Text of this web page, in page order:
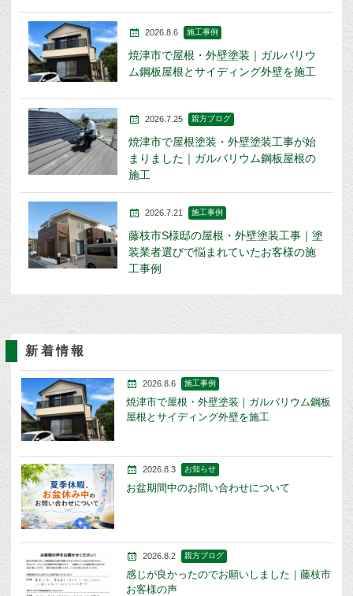
2026.8.6 施工事例
焼津市で屋根・外壁塗装｜ガルバリウ
ム鋼板屋根とサイディング外壁を施工
2026.7.25 親方ブログ
焼津市で屋根塗装・外壁塗装工事が始
まりました｜ガルバリウム鋼板屋根の
施工
2026.7.21 施工事例
藤枝市S様邸の屋根・外壁塗装工事｜塗
装業者選びで悩まれていたお客様の施
工事例
新着情報
2026.8.6 施工事例
焼津市で屋根・外壁塗装｜ガルバリウム鋼板
屋根とサイディング外壁を施工
2026.8.3 お知らせ
お盆期間中のお問い合わせについて
2026.8.2 親方ブログ
感じが良かったのでお願いしました｜藤枝市
お客様の声